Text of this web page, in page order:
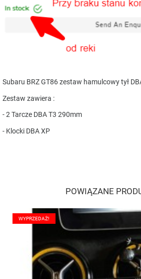
Subaru BRZ GT86 zestaw hamulcowy tył
Zestaw zawiera :
- 2 Tarcze DBA T3 290mm
- Klocki DBA XP
POWIĄZANE
WYPRZEDAŻ!